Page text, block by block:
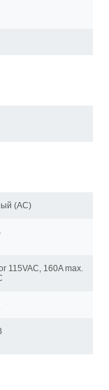
(AC)
115VAC, 160A max.